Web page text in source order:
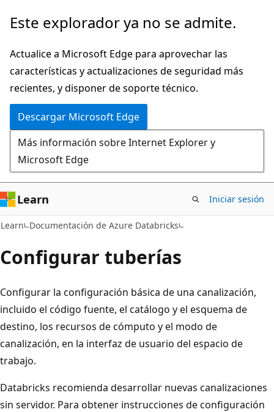
Ir
contenido
principal
Este explorador ya no se admite.
Actualice a Microsoft Edge para aprovechar las
características y actualizaciones de seguridad más
recientes, y disponer de soporte técnico.
Descargar Microsoft Edge
Más información sobre Internet Explorer y
Microsoft Edge
Learn Iniciar sesión
Learn Documentación de Azure Databricks
Configurar tuberías
Configurar la configuración básica de una canalización,
incluido el código fuente, el catálogo y el esquema de
destino, los recursos de cómputo y el modo de
canalización, en la interfaz de usuario del espacio de
trabajo.
Databricks recomienda desarrollar nuevas canalizaciones
sin servidor. Para obtener instrucciones de configuración